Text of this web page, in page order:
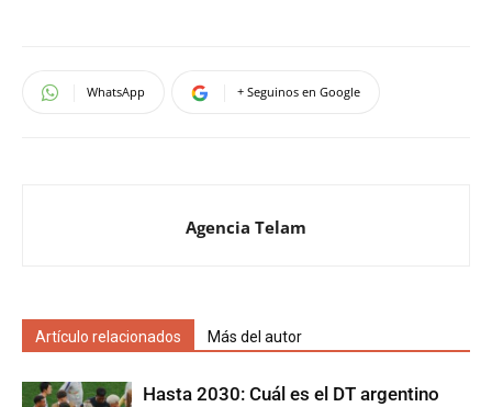
WhatsApp + Seguinos en Google
Agencia Telam
Artículo relacionados Más del autor
Hasta 2030: Cuál es el DT argentino